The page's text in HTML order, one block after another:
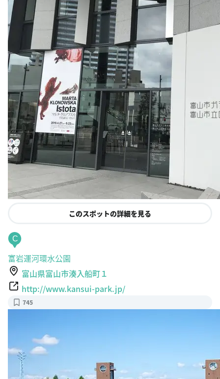
このスポットの詳細を見る
C
富岩運河環水公園
富山県富山市湊入船町１
http://www.kansui-park.jp/
745